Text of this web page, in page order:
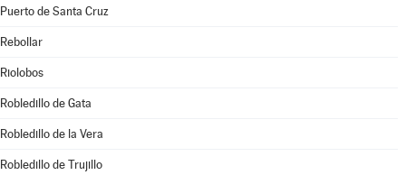
Puerto de Santa Cruz
Rebollar
Riolobos
Robledillo de Gata
Robledillo de la Vera
Robledillo de Trujillo